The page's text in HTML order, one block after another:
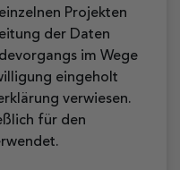
Projekten
der Daten
im Wege
eingeholt
verwiesen.
für den